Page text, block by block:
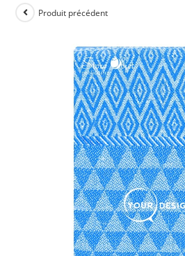
Produit précédent